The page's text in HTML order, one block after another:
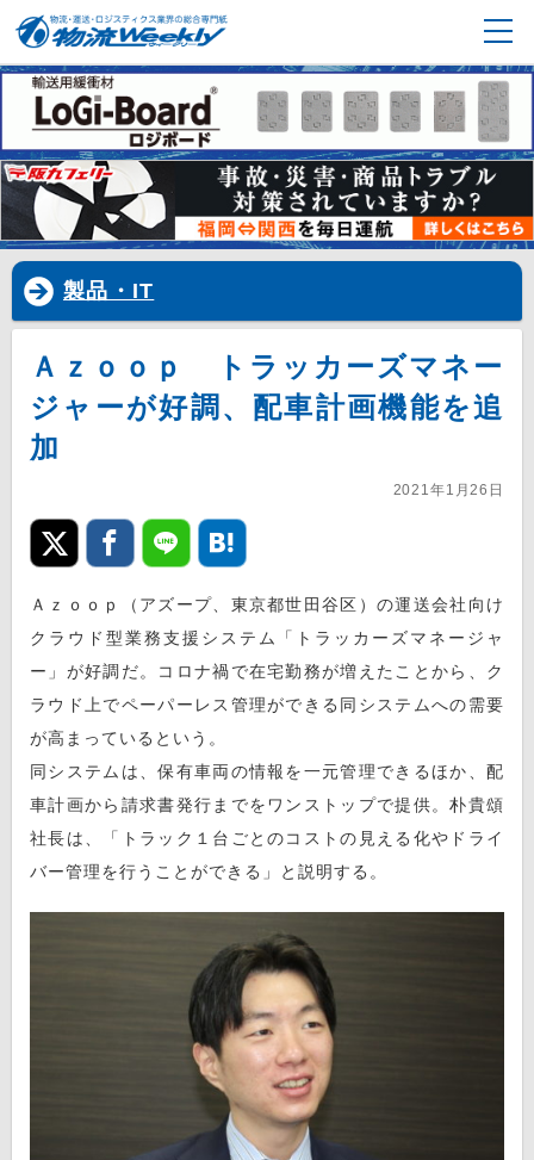
製品・IT
Ａｚｏｏｐ トラッカーズマネー
ジャーが好調、配車計画機能を追
加
2021年1月26日
Ａｚｏｏｐ（アズープ、東京都世田谷区）の運送会社向け
クラウド型業務支援システム「トラッカーズマネージャ
ー」が好調だ。コロナ禍で在宅勤務が増えたことから、ク
ラウド上でペーパーレス管理ができる同システムへの需要
が高まっているという。
同システムは、保有車両の情報を一元管理できるほか、配
車計画から請求書発行までをワンストップで提供。朴貴頌
社長は、「トラック１台ごとのコストの見える化やドライ
バー管理を行うことができる」と説明する。